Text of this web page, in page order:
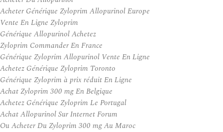
Acheter Générique Zyloprim Allopurinol Europe
Vente En Ligne Zyloprim
Générique Allopurinol Achetez
Zyloprim Commander En France
Générique Zyloprim Allopurinol Vente En Ligne
Achetez Générique Zyloprim Toronto
Générique Zyloprim à prix réduit En Ligne
Achat Zyloprim 300 mg En Belgique
Achetez Générique Zyloprim Le Portugal
Achat Allopurinol Sur Internet Forum
Ou Acheter Du Zyloprim 300 mg Au Maroc